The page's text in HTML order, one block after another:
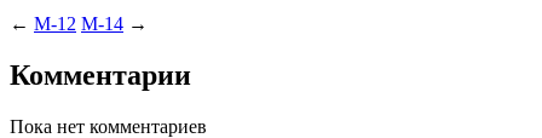
← M-12 M-14 →
Комментарии
Пока нет комментариев